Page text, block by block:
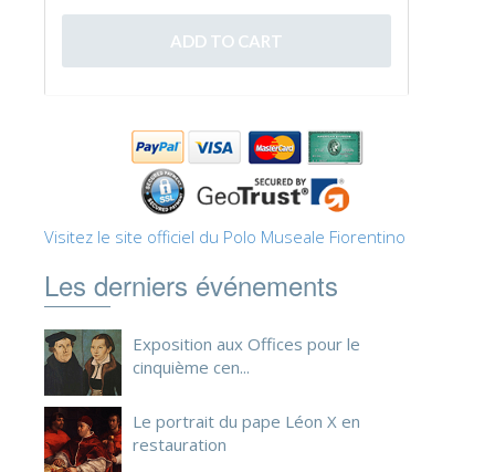
FRANÇAIS
ESPAÑOL
Visitez le site officiel du Polo Museale Fiorentino
Les derniers événements
Exposition aux Offices pour le
cinquième cen...
Le portrait du pape Léon X en
restauration